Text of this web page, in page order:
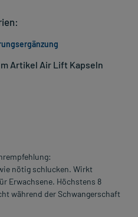
Artikel Air Lift Kapseln
nötig schlucken. Wirkt
Erwachsene. Höchstens 8
während der Schwangerschaft